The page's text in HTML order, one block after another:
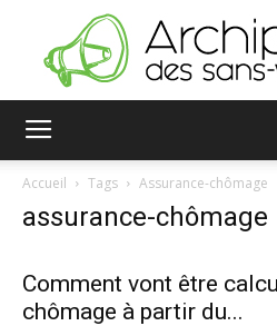
Accueil Tags Assurance-chômage
assurance-chômage
Comment vont être
chômage à partir du...